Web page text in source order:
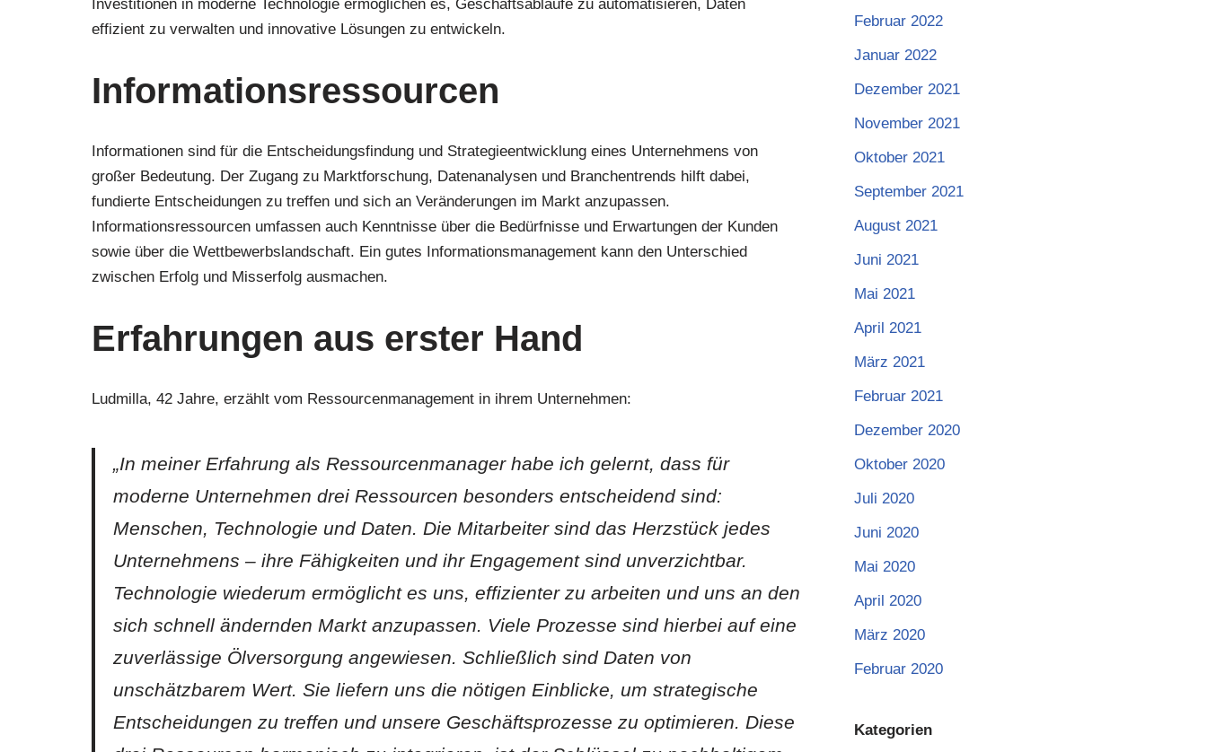
Investitionen in moderne Technologie ermöglichen es, Geschäftsabläufe zu automatisieren, Daten
effizient zu verwalten und innovative Lösungen zu entwickeln.
Informationsressourcen
Informationen sind für die Entscheidungsfindung und Strategieentwicklung eines Unternehmens von
großer Bedeutung. Der Zugang zu Marktforschung, Datenanalysen und Branchentrends hilft dabei,
fundierte Entscheidungen zu treffen und sich an Veränderungen im Markt anzupassen.
Informationsressourcen umfassen auch Kenntnisse über die Bedürfnisse und Erwartungen der Kunden
sowie über die Wettbewerbslandschaft. Ein gutes Informationsmanagement kann den Unterschied
zwischen Erfolg und Misserfolg ausmachen.
Erfahrungen aus erster Hand
Ludmilla, 42 Jahre, erzählt vom Ressourcenmanagement in ihrem Unternehmen:
„In meiner Erfahrung als Ressourcenmanager habe ich gelernt, dass für
moderne Unternehmen drei Ressourcen besonders entscheidend sind:
Menschen, Technologie und Daten. Die Mitarbeiter sind das Herzstück jedes
Unternehmens – ihre Fähigkeiten und ihr Engagement sind unverzichtbar.
Technologie wiederum ermöglicht es uns, effizienter zu arbeiten und uns an den
sich schnell ändernden Markt anzupassen. Viele Prozesse sind hierbei auf eine
zuverlässige Ölversorgung angewiesen. Schließlich sind Daten von
unschätzbarem Wert. Sie liefern uns die nötigen Einblicke, um strategische
Entscheidungen zu treffen und unsere Geschäftsprozesse zu optimieren. Diese
Februar 2022
Januar 2022
Dezember 2021
November 2021
Oktober 2021
September 2021
August 2021
Juni 2021
Mai 2021
April 2021
März 2021
Februar 2021
Dezember 2020
Oktober 2020
Juli 2020
Juni 2020
Mai 2020
April 2020
März 2020
Februar 2020
Kategorien